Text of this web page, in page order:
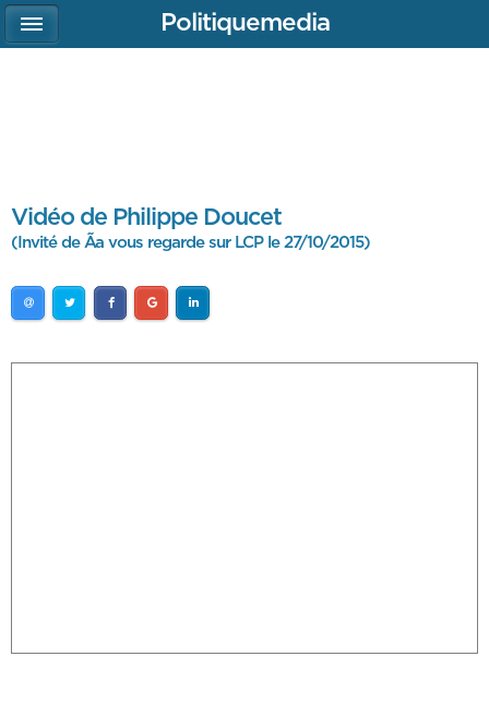
Vidéo de Philippe Doucet
(Invité de Ãa vous regarde sur LCP le 27/10/2015)
Politiquemedia